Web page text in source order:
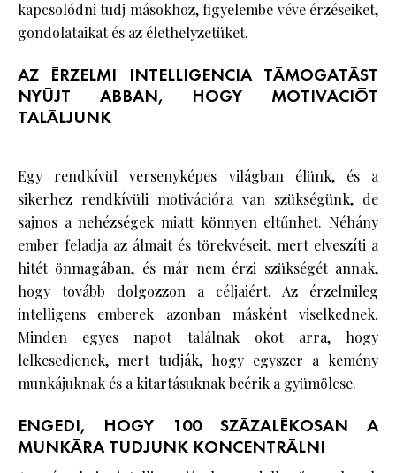
kapcsolódni tudj másokhoz, figyelembe véve érzéseiket,
gondolataikat és az élethelyzetüket.
AZ ÉRZELMI INTELLIGENCIA TÁMOGATÁST
NYÚJT ABBAN, HOGY MOTIVÁCIÓT
TALÁLJUNK
Egy rendkívül versenyképes világban élünk, és a
sikerhez rendkívüli motivációra van szükségünk, de
sajnos a nehézségek miatt könnyen eltűnhet. Néhány
ember feladja az álmait és törekvéseit, mert elveszíti a
hitét önmagában, és már nem érzi szükségét annak,
hogy tovább dolgozzon a céljaiért. Az érzelmileg
intelligens emberek azonban másként viselkednek.
Minden egyes napot találnak okot arra, hogy
lelkesedjenek, mert tudják, hogy egyszer a kemény
munkájuknak és a kitartásuknak beérik a gyümölcse.
ENGEDI, HOGY 100 SZÁZALÉKOSAN A
MUNKÁRA TUDJUNK KONCENTRÁLNI